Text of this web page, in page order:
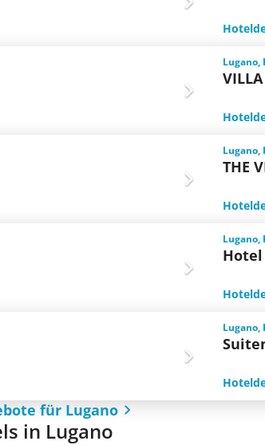
Lugano,
Lugano,
THE
Lugano,
Hotel
Lugano,
für Lugano
in Lugano